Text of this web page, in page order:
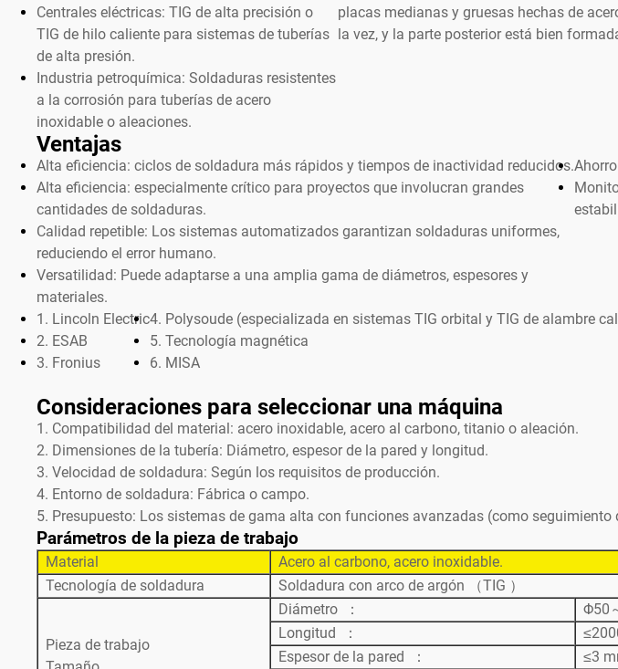
Centrales eléctricas: TIG de alta precisión o
TIG de hilo caliente para sistemas de tuberías
de alta presión.
Industria petroquímica: Soldaduras resistentes
a la corrosión para tuberías de acero
inoxidable o aleaciones.
placas medianas y gruesas hechas de
la vez, y la parte posterior está bien
Ventajas
Alta eficiencia: ciclos de soldadura más rápidos y tiempos de inactividad reducidos.
Alta eficiencia: especialmente crítico para proyectos que involucran grandes
cantidades de soldaduras.
Calidad repetible: Los sistemas automatizados garantizan soldaduras uniformes,
reduciendo el error humano.
Versatilidad: Puede adaptarse a una amplia gama de diámetros, espesores y
materiales.
1. Lincoln Electric
2. ESAB
3. Fronius
4. Polysoude (especializada en sistemas TIG orbital y TIG de alambre
5. Tecnología magnética
6. MISA
Consideraciones para seleccionar una máquina
1. Compatibilidad del material: acero inoxidable, acero al carbono, titanio o aleación.
2. Dimensiones de la tubería: Diámetro, espesor de la pared y longitud.
3. Velocidad de soldadura: Según los requisitos de producción.
4. Entorno de soldadura: Fábrica o campo.
5. Presupuesto: Los sistemas de gama alta con funciones avanzadas (como
Parámetros de la pieza de trabajo
Material
Acero al carbono, acero inoxidable.
Tecnología de soldadura
Soldadura con arco de argón （TIG ）
Pieza de trabajo
Diámetro ：
Φ50
Longitud ：
Espesor de la pared ：
≤3